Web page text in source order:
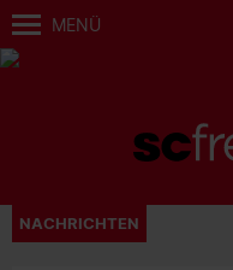
MENÜ
NACHRICHTEN